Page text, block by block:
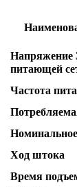
Напряжение
питающей
Частота
Ход штока
Время